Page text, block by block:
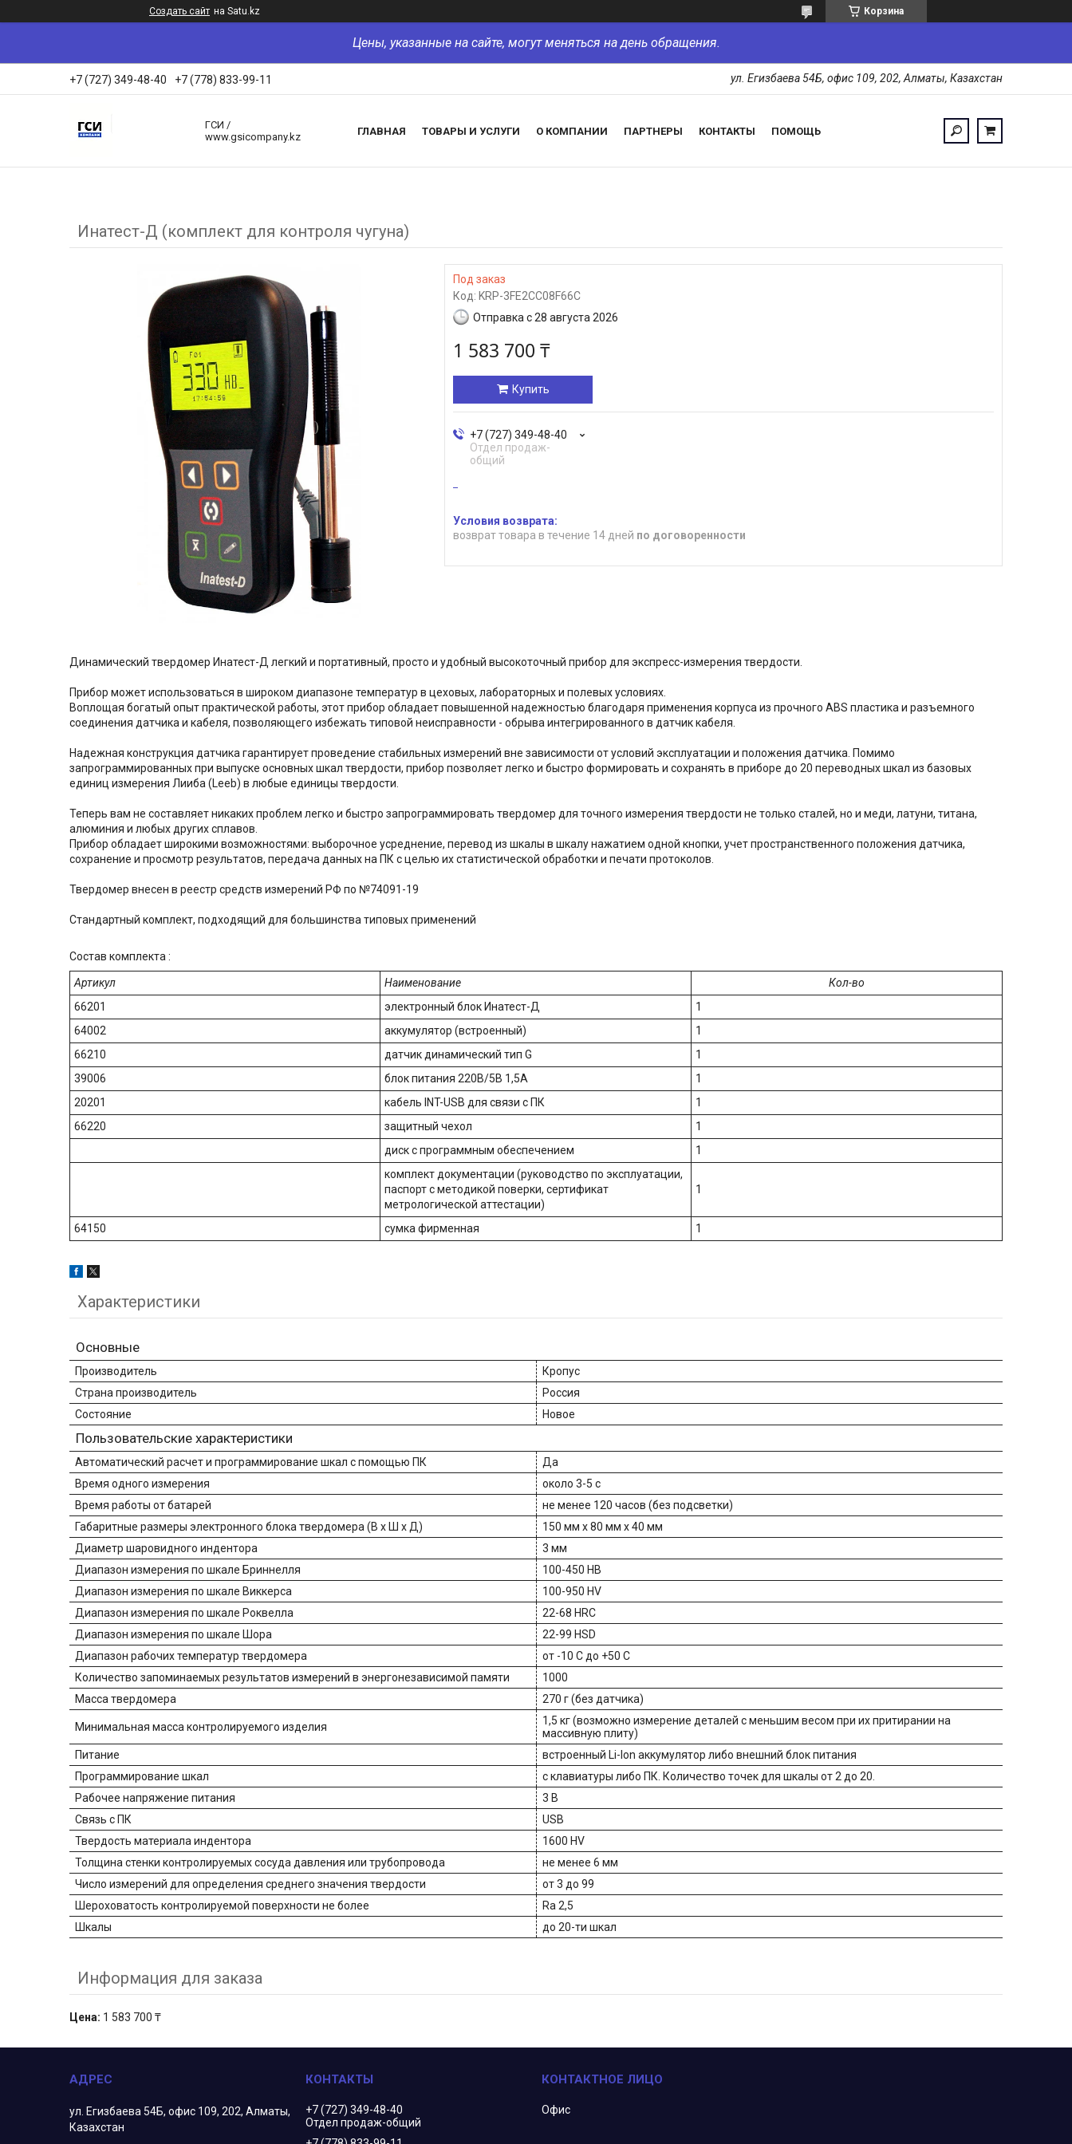
Создать сайт на Satu.kz Корзина
Цены, указанные на сайте, могут меняться на день обращения.
+7 (727) 349-48-40 +7 (778) 833-99-11 ул. Егизбаева 54Б, офис 109, 202, Алматы, Казахстан
ГСИ /
www.gsicompany.kz
ГЛАВНАЯ ТОВАРЫ И УСЛУГИ О КОМПАНИИ ПАРТНЕРЫ КОНТАКТЫ ПОМОЩЬ
Инатест-Д (комплект для контроля чугуна)
Под заказ
Код: KRP-3FE2CC08F66C
Отправка с 28 августа 2026
1 583 700 ₸
Купить
+7 (727) 349-48-40
Отдел продаж-
общий
возврат товара в течение 14 дней по договоренности
Динамический твердомер Инатест-Д легкий и портативный, просто и удобный высокоточный прибор для экспресс-измерения твердости.
Прибор может использоваться в широком диапазоне температур в цеховых, лабораторных и полевых условиях.
Воплощая богатый опыт практической работы, этот прибор обладает повышенной надежностью благодаря применения корпуса из прочного ABS пластика и разъемного
соединения датчика и кабеля, позволяющего избежать типовой неисправности - обрыва интегрированного в датчик кабеля.
Надежная конструкция датчика гарантирует проведение стабильных измерений вне зависимости от условий эксплуатации и положения датчика. Помимо
запрограммированных при выпуске основных шкал твердости, прибор позволяет легко и быстро формировать и сохранять в приборе до 20 переводных шкал из базовых
единиц измерения Лииба (Leeb) в любые единицы твердости.
Теперь вам не составляет никаких проблем легко и быстро запрограммировать твердомер для точного измерения твердости не только сталей, но и меди, латуни, титана,
алюминия и любых других сплавов.
Прибор обладает широкими возможностями: выборочное усреднение, перевод из шкалы в шкалу нажатием одной кнопки, учет пространственного положения датчика,
сохранение и просмотр результатов, передача данных на ПК с целью их статистической обработки и печати протоколов.
Твердомер внесен в реестр средств измерений РФ по №74091-19
Стандартный комплект, подходящий для большинства типовых применений
Состав комплекта :
Артикул Наименование
Кол-во
66201
электронный блок Инатест-Д
1
64002
аккумулятор (встроенный)
1
66210
датчик динамический тип G
1
39006
блок питания 220В/5В 1,5А
1
20201
кабель INT-USB для связи с ПК
1
66220
защитный чехол
1
диск с программным обеспечением
1
комплект документации (руководство по эксплуатации,
паспорт с методикой поверки, сертификат
метрологической аттестации)
1
64150 сумка фирменная 1
Характеристики
Основные
Производитель
Кропус
Страна производитель
Россия
Состояние
Новое
Пользовательские характеристики
Автоматический расчет и программирование шкал с помощью ПК
Да
Время одного измерения
около 3-5 с
Время работы от батарей
не менее 120 часов (без подсветки)
Габаритные размеры электронного блока твердомера (В x Ш x Д)
150 мм x 80 мм x 40 мм
Диаметр шаровидного индентора
3 мм
Диапазон измерения по шкале Бриннелля
100-450 HB
Диапазон измерения по шкале Виккерса
100-950 HV
Диапазон измерения по шкале Роквелла
22-68 HRC
Диапазон измерения по шкале Шора
22-99 HSD
Диапазон рабочих температур твердомера
от -10 C до +50 C
Количество запоминаемых результатов измерений в энергонезависимой памяти
1000
Масса твердомера
270 г (без датчика)
Минимальная масса контролируемого изделия
1,5 кг (возможно измерение деталей с меньшим весом при их притирании на
массивную плиту)
Питание
встроенный Li-Ion аккумулятор либо внешний блок питания
Программирование шкал
с клавиатуры либо ПК. Количество точек для шкалы от 2 до 20.
Рабочее напряжение питания
3 В
Связь с ПК
USB
Твердость материала индентора
1600 HV
Толщина стенки контролируемых сосуда давления или трубопровода
не менее 6 мм
Число измерений для определения среднего значения твердости
от 3 до 99
Шероховатость контролируемой поверхности не более
Ra 2,5
Шкалы
до 20-ти шкал
Информация для заказа
Цена: 1 583 700 ₸
ул. Егизбаева 54Б, офис 109, 202, Алматы,
Казахстан
+7 (727) 349-48-40
Отдел продаж-общий
Офис